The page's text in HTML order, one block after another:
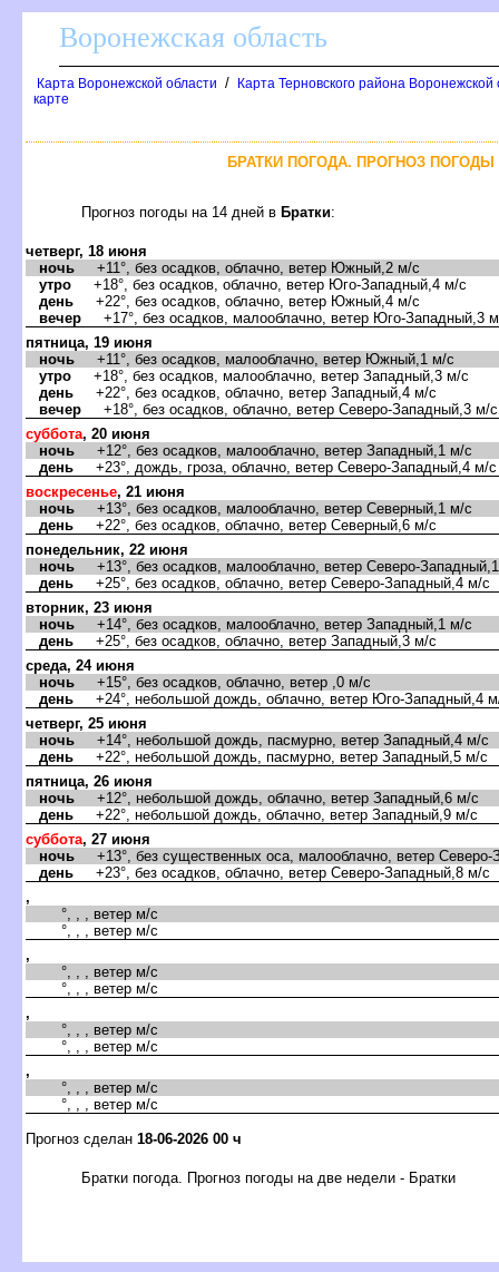
оронежская область
Карта Воронежской области /
Карта Терновского района
карте
БРАТКИ ПОГОДА. ПРОГНОЗ ПОГОДЫ
Прогноз погоды на 14 дней Братки:
четверг, 18 июня
ночь +11°, без осадков, облачно, ветер Южный,2 м/с
утро +18°, без осадков, облачно, ветер Юго-Западный,4 м/с
день +22°, без осадков, облачно, ветер Южный,4 м/с
ечер +17°, без осадков, малооблачно, ветер Юго-Западный,3
пятница, 19 июня
ночь +11°, без осадков, малооблачно, ветер Южный,1 м/с
утро +18°, без осадков, малооблачно, ветер Западный,3 м/с
день +22°, без осадков, облачно, ветер Западный,4 м/с
ечер +18°, без осадков, облачно, ветер Северо-Западный,3 м/с
суббота, 20 июня
ночь +12°, без осадков, малооблачно, ветер Западный,1 м/с
день +23°, дождь, гроза, облачно, ветер Северо-Западный,4 м/с
оскресенье, 21 июня
ночь +13°, без осадков, малооблачно, ветер Северный,1 м/с
день +22°, без осадков, облачно, ветер Северный,6 м/с
понедельник, 22 июня
ночь +13°, без осадков, малооблачно, ветер Северо-
день +25°, без осадков, облачно, ветер Северо-Западный,4 м/с
торник, 23 июня
ночь +14°, без осадков, малооблачно, ветер Западный,1 м/с
день +25°, без осадков, облачно, ветер Западный,3 м/с
среда, 24 июня
ночь +15°, без осадков, облачно, ветер ,0 м/с
день +24°, небольшой дождь, облачно, ветер Юго-Западный,4
четверг, 25 июня
ночь +14°, небольшой дождь, пасмурно, ветер Западный,4 м/с
день +22°, небольшой дождь, пасмурно, ветер Западный,5 м/с
пятница, 26 июня
ночь +12°, небольшой дождь, облачно, ветер Западный,6 м/с
день +22°, небольшой дождь, облачно, ветер Западный,9 м/с
суббота, 27 июня
ночь +13°, без существенных оса, малооблачно, ветер Северо-
день +23°, без осадков, облачно, ветер Северо-Западный,8 м/с
,
°, , , ветер м/с
°, , , ветер м/с
,
°, , , ветер м/с
°, , , ветер м/с
,
°, , , ветер м/с
°, , , ветер м/с
,
°, , , ветер м/с
°, , , ветер м/с
Прогноз сделан 18-06-2026 00 ч
Братки погода. Прогноз погоды на две недели - Братки